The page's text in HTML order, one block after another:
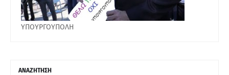
ΥΠΟΥΡΓΟΥΠΟΛΗ
ΑΝΑΖΗΤΗΣΗ